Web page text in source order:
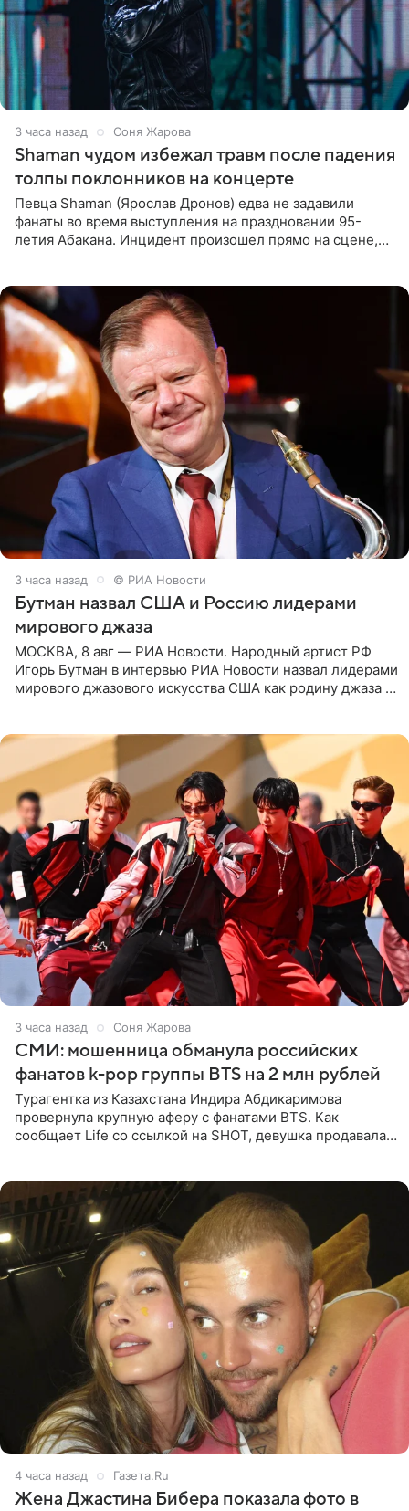
3 часа назад Соня Жарова
Shaman чудом избежал травм после падения
толпы поклонников на концерте
Певца Shaman (Ярослав Дронов) едва не задавили
фанаты во время выступления на праздновании 95-
летия Абакана. Инцидент произошел прямо на сцене,
3 часа назад © РИА Новости
Бутман назвал США и Россию лидерами
мирового джаза
МОСКВА, 8 авг — РИА Новости. Народный артист РФ
Игорь Бутман в интервью РИА Новости назвал лидерами
мирового джазового искусства США как родину джаза и
3 часа назад Соня Жарова
СМИ: мошенница обманула российских
фанатов k-pop группы BTS на 2 млн рублей
Турагентка из Казахстана Индира Абдикаримова
провернула крупную аферу с фанатами BTS. Как
сообщает Life со ссылкой на SHOT, девушка продавала
4 часа назад Газета.Ru
Жена Джастина Бибера показала фото в